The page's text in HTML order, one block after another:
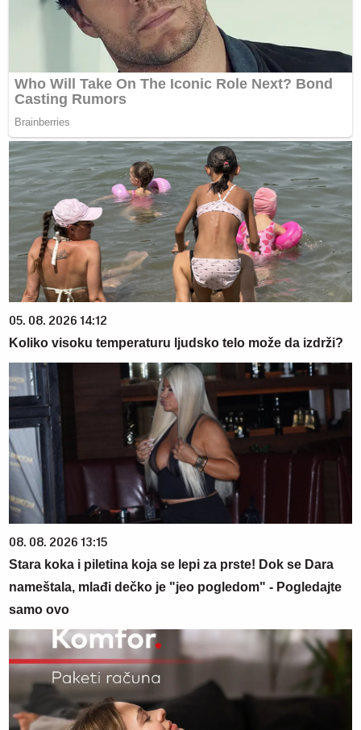
05. 08. 2026 14:12
Koliko visoku temperaturu ljudsko telo može da izdrži?
08. 08. 2026 13:15
Stara koka i piletina koja se lepi za prste! Dok se Dara
nameštala, mlađi dečko je "jeo pogledom" - Pogledajte
samo ovo